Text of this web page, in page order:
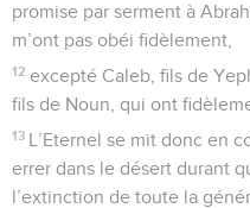
promise par serment à
m’ont pas obéi fidèlement,
12 excepté Caleb, fils de
fils de Noun, qui ont
13 L’Eternel se mit donc en
errer dans le désert durant
l’extinction de toute la